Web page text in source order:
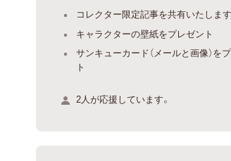
コレクター限定記事を共有いたします
キャラクターの壁紙をプレゼント
サンキューカード（メールと画像）を
ト
2人が応援しています。